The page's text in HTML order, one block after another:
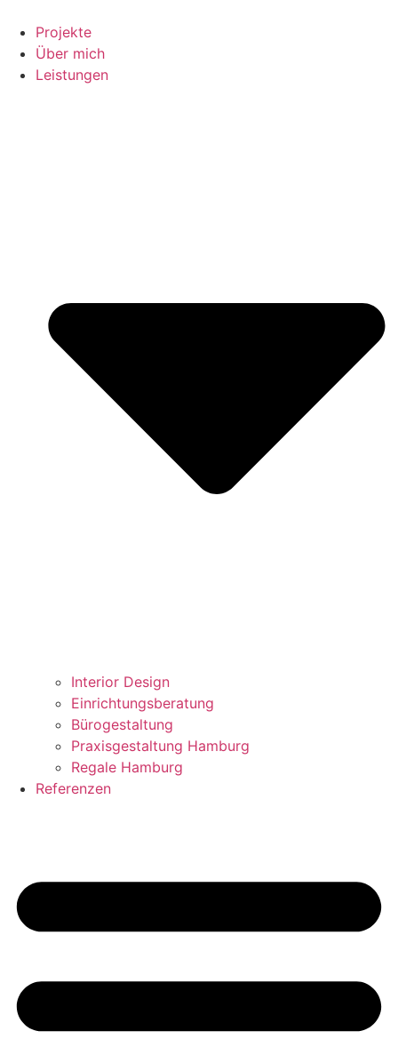
Projekte
Über mich
Leistungen
Interior Design
Einrichtungsberatung
Bürogestaltung
Praxisgestaltung Hamburg
Regale Hamburg
Referenzen